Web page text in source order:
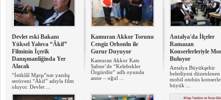
Devlet eski Bakanı
Yüksel Yalova “Âkif”
Filminin İçerik
Danışmanliğinda Yer
Alacak
“İstiklâl Marşı”nın yazılış
serüveni “Âkif” adıyla film
oluyor. Devlet ...
Kamuran Akkor Torunu
Cengiz Orhonlu ile
Gurur Duyuyor
Kamuran Akkor Kats
Sahne’de “Kelebekler
Özgürdür” adlı oyunda
anne – oğul ...
Antalya'da İlçeler
Ramazan
Konserlerleriyle
Buluyor
Antalya Büyükşehir
belediyesi düzenlenen
mobil otobüs
büyük ...